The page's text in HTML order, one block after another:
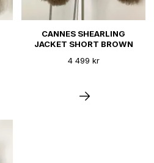
CANNES SHEARLING
JACKET SHORT BROWN
4 499 kr